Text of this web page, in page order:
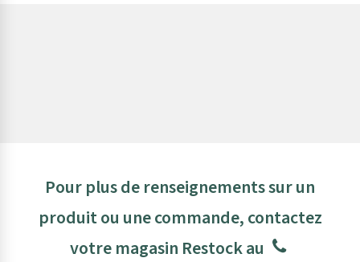
Pour plus de renseignements sur un
produit ou une commande, contactez
votre magasin Restock au